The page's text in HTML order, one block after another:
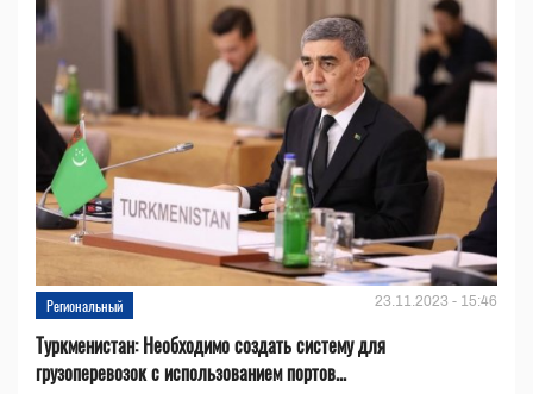
Региональный 23.11.2023 - 15:46
Туркменистан: Необходимо создать систему для
грузоперевозок с использованием портов...